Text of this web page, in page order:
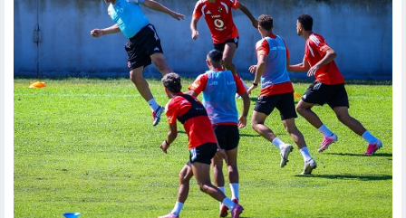
الأهلي يخوض مرانه الأول في معسكر إسبانيا
«عصابة تتحكم في النادي».. أنس وائل يعلن رحيله عن
الزمالك